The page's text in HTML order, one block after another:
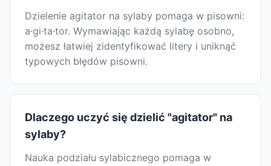
Dzielenie agitator na sylaby pomaga w pisowni:
a·gi·ta·tor. Wymawiając każdą sylabę osobno,
możesz łatwiej zidentyfikować litery i uniknąć
typowych błędów pisowni.
Dlaczego uczyć się dzielić "agitator" na
sylaby?
Nauka podziału sylabicznego pomaga w